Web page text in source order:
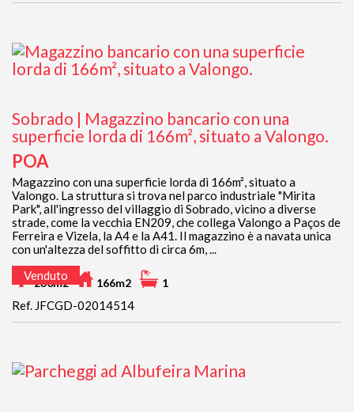
Sobrado | Magazzino bancario con una
superficie lorda di 166m², situato a Valongo.
POA
Magazzino con una superficie lorda di 166m², situato a
Valongo. La struttura si trova nel parco industriale "Mirita
Park", all'ingresso del villaggio di Sobrado, vicino a diverse
strade, come la vecchia EN209, che collega Valongo a Paços de
Ferreira e Vizela, la A4 e la A41. Il magazzino è a navata unica
con un'altezza del soffitto di circa 6m, ...
230m2 166m2 1
Ref. JFCGD-02014514
Venduto